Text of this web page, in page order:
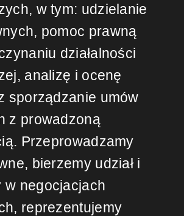
w tym: udzielanie
pomoc prawną
działalności
analizę i ocenę
sporządzanie umów
z prowadzoną
Przeprowadzamy
bierzemy udział i
w negocjacjach
reprezentujemy